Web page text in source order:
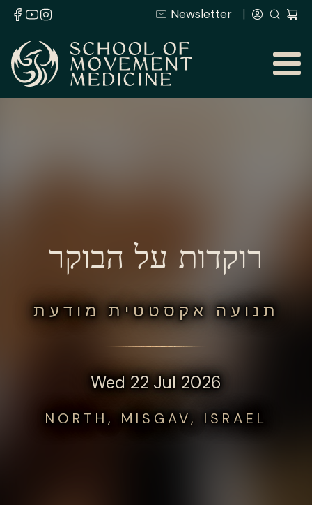
Newsletter
רוקדות על הבוקר
תנועה אקסטטית מודעת
Wed 22 Jul 2026
NORTH, MISGAV, ISRAEL